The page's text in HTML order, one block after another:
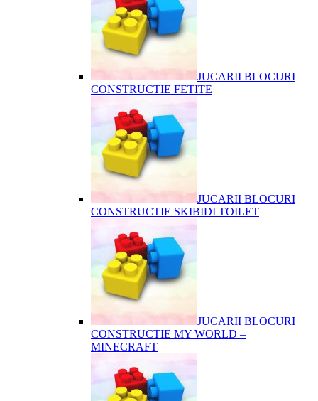
JUCARII BLOCURI
CONSTRUCTIE FETITE
JUCARII BLOCURI
CONSTRUCTIE SKIBIDI TOILET
JUCARII BLOCURI
CONSTRUCTIE MY WORLD –
MINECRAFT